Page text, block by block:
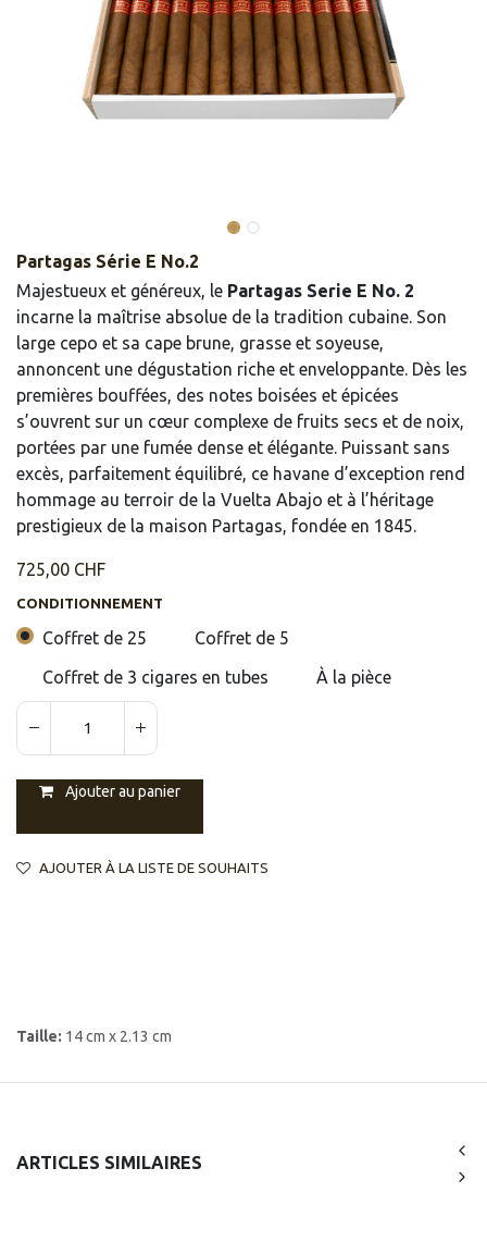
Partagas Série E No.2
Majestueux et généreux, le Partagas Serie E No. 2
incarne la maîtrise absolue de la tradition cubaine. Son
large cepo et sa cape brune, grasse et soyeuse,
annoncent une dégustation riche et enveloppante. Dès les
premières bouffées, des notes boisées et épicées
s’ouvrent sur un cœur complexe de fruits secs et de noix,
portées par une fumée dense et élégante. Puissant sans
excès, parfaitement équilibré, ce havane d’exception rend
hommage au terroir de la Vuelta Abajo et à l’héritage
prestigieux de la maison Partagas, fondée en 1845.
725,00 CHF
CONDITIONNEMENT
Coffret de 25
Coffret de 5
Coffret de 3 cigares en tubes
À la pièce
Ajouter au panier
AJOUTER À LA LISTE DE SOUHAITS
Taille: 14 cm x 2.13 cm
ARTICLES SIMILAIRES